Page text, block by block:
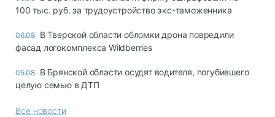
100 тыс. руб. за трудоустройство экс-таможенника
06.08 В Тверской области обломки дрона повредили
фасад логокомплекса Wildberries
05.08 В Брянской области осудят водителя, погубившего
целую семью в ДТП
Все новости